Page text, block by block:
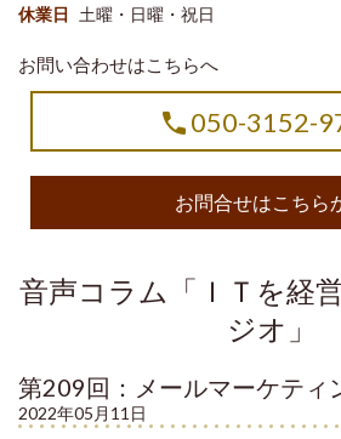
休業日 土曜・日曜・祝日
お問い合わせはこちらへ
050-3152-
お問合せはこちら
音声コラム「ＩＴを経
ジオ」
第209回：メールマーケティ
2022年05月11日